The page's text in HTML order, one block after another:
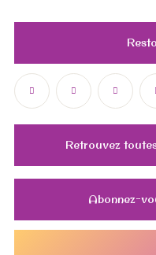
Retrouvez
Abonnez-